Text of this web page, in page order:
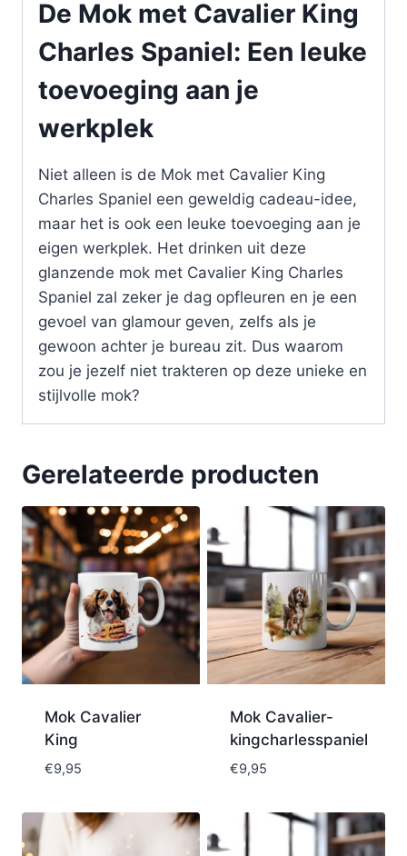
De Mok met Cavalier King
Charles Spaniel: Een leuke
toevoeging aan je
werkplek
Niet alleen is de Mok met Cavalier King
Charles Spaniel een geweldig cadeau-idee,
maar het is ook een leuke toevoeging aan je
eigen werkplek. Het drinken uit deze
glanzende mok met Cavalier King Charles
Spaniel zal zeker je dag opfleuren en je een
gevoel van glamour geven, zelfs als je
gewoon achter je bureau zit. Dus waarom
zou je jezelf niet trakteren op deze unieke en
stijlvolle mok?
Gerelateerde producten
Mok Cavalier
King
€9,95
Mok Cavalier-
kingcharlesspaniel
€9,95